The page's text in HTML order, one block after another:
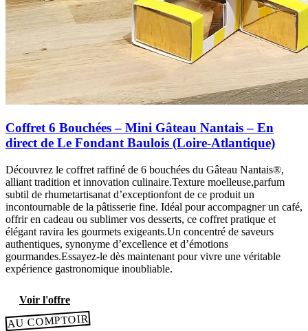
Coffret 6 Bouchées – Mini Gâteau Nantais – En
direct de Le Fondant Baulois (Loire-Atlantique)
Découvrez le coffret raffiné de 6 bouchées du Gâteau Nantais®,
alliant tradition et innovation culinaire.Texture moelleuse,parfum
subtil de rhumetartisanat d’exceptionfont de ce produit un
incontournable de la pâtisserie fine. Idéal pour accompagner un café,
offrir en cadeau ou sublimer vos desserts, ce coffret pratique et
élégant ravira les gourmets exigeants.Un concentré de saveurs
authentiques, synonyme d’excellence et d’émotions
gourmandes.Essayez-le dès maintenant pour vivre une véritable
expérience gastronomique inoubliable.
Voir l'offre
AU COMPTOIR